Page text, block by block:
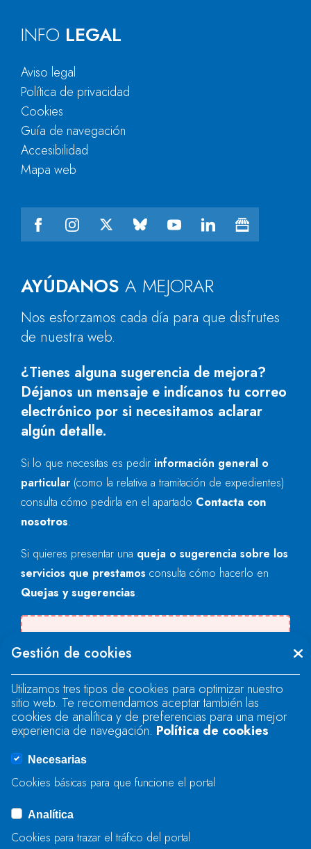
AYÚDANOS A MEJORAR
Nos esforzamos cada día para que disfrutes
de nuestra web.
¿Tienes alguna sugerencia de mejora?
Déjanos un mensaje e indícanos tu correo
electrónico por si necesitamos aclarar
algún detalle.
Si lo que necesitas es pedir información general o
particular (como la relativa a tramitación de expedientes)
consulta cómo pedirla en el apartado Contacta con
nosotros.
Si quieres presentar una queja o sugerencia sobre los
servicios que prestamos consulta cómo hacerlo en
Quejas y sugerencias.
"text".
Se produjo un error al cargar el campo
"text".
Se produjo un error al cargar el campo
INFO LEGAL
Aviso legal
Política de privacidad
Cookies
Guía de navegación
Accesibilidad
Mapa web
Gestión de cookies
Utilizamos tres tipos de cookies para optimizar nuestro
sitio web. Te recomendamos aceptar también las
cookies de analítica y de preferencias para una mejor
experiencia de navegación. Política de cookies
Necesarias
Cookies básicas para que funcione el portal
Analítica
Cookies para trazar el tráfico del portal